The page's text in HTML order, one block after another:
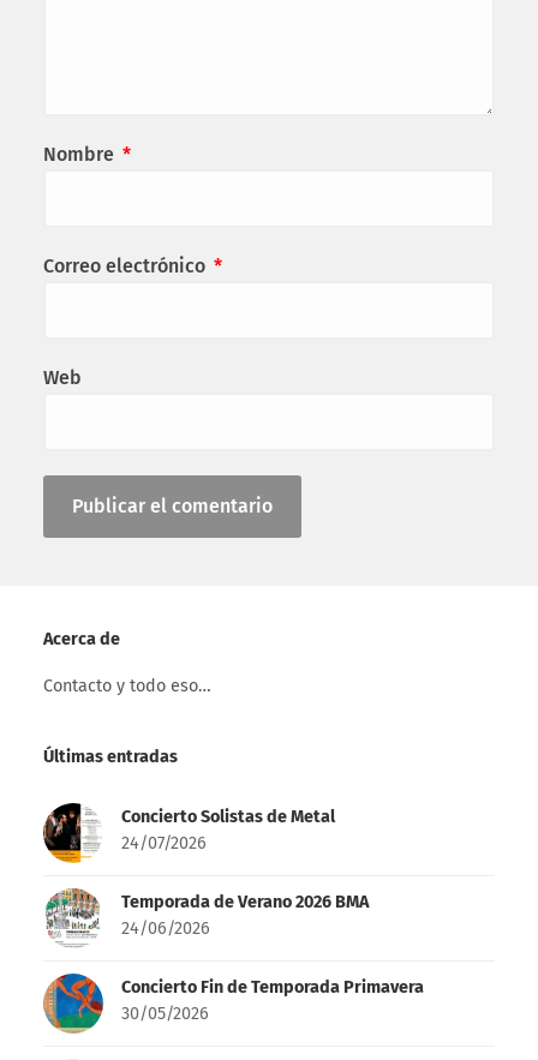
Nombre *
Correo electrónico *
Web
Acerca de
Contacto y todo eso…
Últimas entradas
Concierto Solistas de Metal
24/07/2026
Temporada de Verano 2026 BMA
24/06/2026
Concierto Fin de Temporada Primavera
30/05/2026